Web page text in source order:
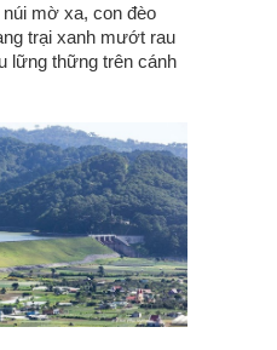
mờ xa, con đèo
trại xanh mướt rau
lững thững trên cánh